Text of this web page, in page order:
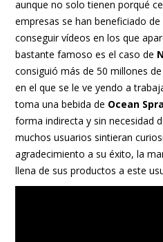
aunque no solo tienen porqué
empresas se han beneficiado
conseguir vídeos en los que
bastante famoso es el caso de
consiguió más de 50 millones
en el que se le ve yendo a
toma una bebida de Ocean
forma indirecta y sin necesidad
muchos usuarios sintieran
agradecimiento a su éxito, la
llena de sus productos a este